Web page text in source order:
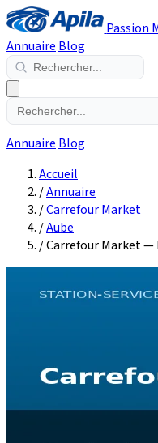
Passion
Annuaire Blog
Annuaire Blog
Accueil
/Annuaire
/Carrefour Market
/Aube
/Carrefour Market —